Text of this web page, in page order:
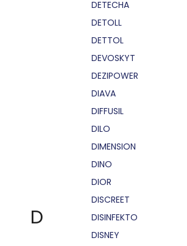
D
DETECHA
DETOLL
DETTOL
DEVOSKYT
DEZIPOWER
DIAVA
DIFFUSIL
DILO
DIMENSION
DINO
DIOR
DISCREET
DISINFEKTO
DISNEY